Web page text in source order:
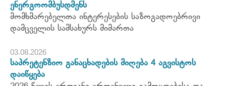
ენერგოომბუსდმენს
მომხმარებელთა ინტერესების საზოგადოებრივი
დამცველის სამსახურს მიმართა
03.08.2026
საპრეტენზიო განაცხადების მიღება 4 აგვისტოს
დაიწყება